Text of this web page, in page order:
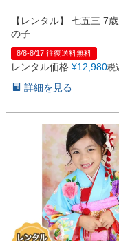
ジュエリー
08 送料・お支払い
09 お問い合わせ
電話・メール・LINE
Photography
写真スタジオ
Angel's Photo Studio
対応 七五三・発表会・
【レンタル】 七五三 7
の子
8/8-8/17 往復送料無料
レンタル価格 ¥12,980税
詳細を見る